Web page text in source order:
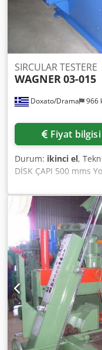
Doxato/Drama 966
SIRCULAR TESTERE
WAGNER03-015
Fiyat bilgisi
Durum: ikinci el,
DİSK ÇAPI 500 mms